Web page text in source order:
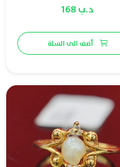
د.ب 168
أضف الى السلة